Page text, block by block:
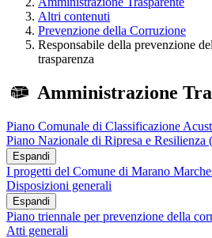
Altri contenuti
Prevenzione della Corruzione
Responsabile della prevenzione
trasparenza
Amministrazione
Piano Comunale di Classificazione
Piano Nazionale di Ripresa e Resilienza
Espandi
I progetti del Comune di Marano
Disposizioni generali
Espandi
Piano triennale per prevenzione della
Atti generali